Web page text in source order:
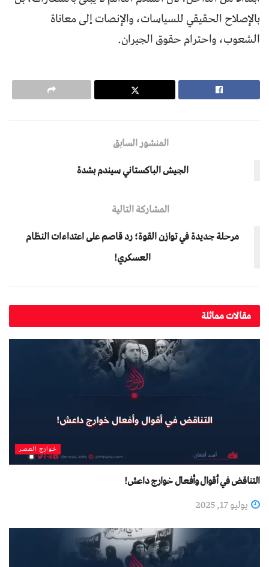
بالإصلاح الحقيقي للسياسات، والإنصات إلى معاناة
الشعوب، واحترام حقوق الجيران.
المنشور السابق
الجيش الباكستاني سيندم بشدة
المشاركة التالية
مرحلة جديدة في توازن القوة؛ رد قاصم على اعتداءات النظام
العسكري!
مقالات مماثلة
خوارج العصر
التناقض في أقوال وأفعال خوارج داعش!
يوليو 17, 2025